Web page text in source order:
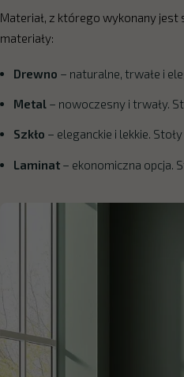
Materiał, z którego wykonany
materiały:
Drewno – naturalne, trwałe i
Metal– nowoczesny i trwały.
Szkło – eleganckie i lekkie.
Laminat– ekonomiczna opcja.